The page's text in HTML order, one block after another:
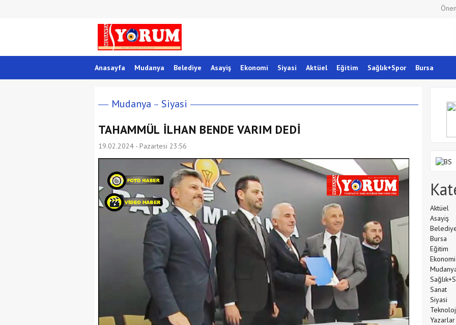
Anasayfa Mudanya Belediye Asayiş Ekonomi Siyasi Aktüel Eğitim Sağlık+Spor Bursa
Mudanya Siyasi
TAHAMMÜL İLHAN BENDE VARIM DEDİ
19.02.2024 - Pazartesi 23:56
Aktüel
Asayiş
Bursa
Eğitim
Ekonomi
Sanat
Siyasi
Yazarlar